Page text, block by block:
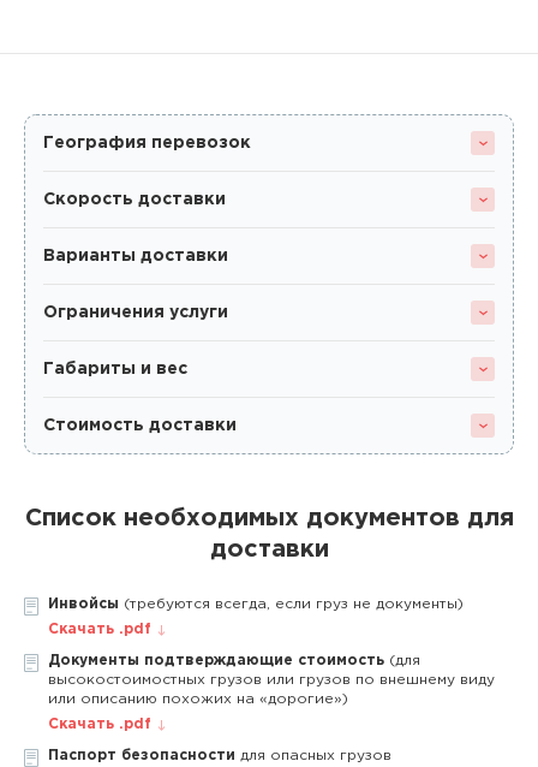
География перевозок
Скорость доставки
Варианты доставки
Ограничения услуги
Габариты и вес
Стоимость доставки
Список необходимых документов для
доставки
Инвойсы (требуются всегда, если груз не документы)
Скачать .pdf
Документы подтверждающие стоимость (для
высокостоимостных грузов или грузов по внешнему виду
или описанию похожих на «дорогие»)
Скачать .pdf
Паспорт безопасности для опасных грузов